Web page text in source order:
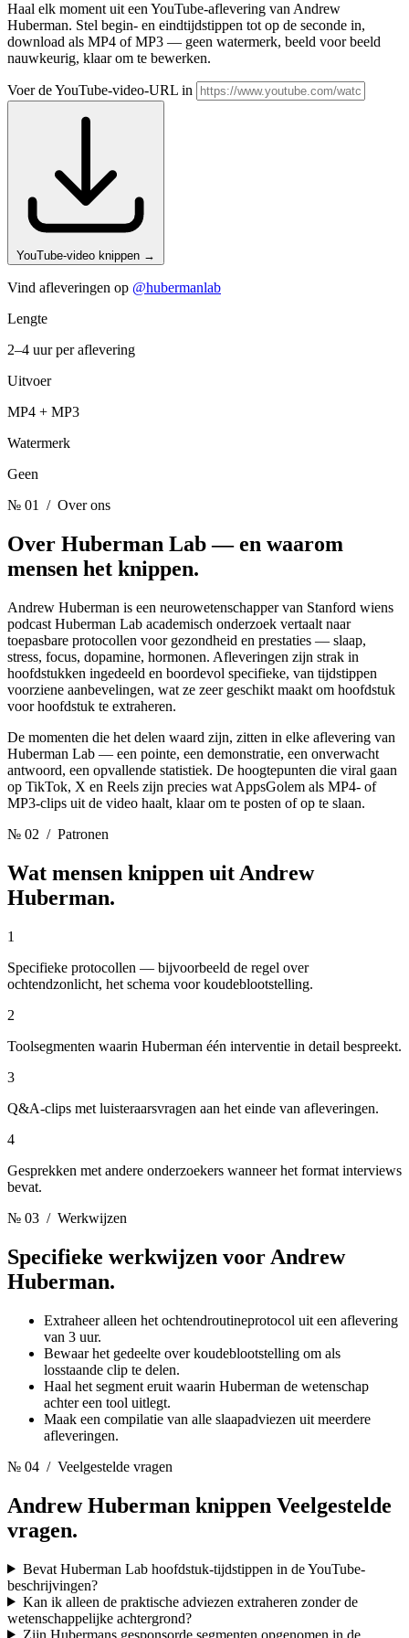
Haal elk moment uit een YouTube-aflevering van Andrew
Huberman. Stel begin- en eindtijdstippen tot op de seconde in,
download als MP4 of MP3 — geen watermerk, beeld voor beeld
nauwkeurig, klaar om te bewerken.
Voer de YouTube-video-URL in
YouTube-video knippen →
Vind afleveringen op @hubermanlab
Lengte
2–4 uur per aflevering
Uitvoer
MP4 + MP3
Watermerk
Geen
№ 01
/ Over ons
Over Huberman Lab —en waarom
mensen het knippen.
Andrew Huberman is een neurowetenschapper van Stanford wiens
podcast Huberman Lab academisch onderzoek vertaalt naar
toepasbare protocollen voor gezondheid en prestaties — slaap,
stress, focus, dopamine, hormonen. Afleveringen zijn strak in
hoofdstukken ingedeeld en boordevol specifieke, van tijdstippen
voorziene aanbevelingen, wat ze zeer geschikt maakt om hoofdstuk
voor hoofdstuk te extraheren.
De momenten die het delen waard zijn, zitten in elke aflevering van
Huberman Lab — een pointe, een demonstratie, een onverwacht
antwoord, een opvallende statistiek. De hoogtepunten die viral gaan
op TikTok, X en Reels zijn precies wat AppsGolem als MP4- of
MP3-clips uit de video haalt, klaar om te posten of op te slaan.
№ 02 / Patronen
Wat mensen knippen uit Andrew
Huberman.
1
Specifieke protocollen — bijvoorbeeld de regel over
ochtendzonlicht, het schema voor koudeblootstelling.
2
Toolsegmenten waarin Huberman één interventie in detail bespreekt.
3
Q&A-clips met luisteraarsvragen aan het einde van afleveringen.
4
Gesprekken met andere onderzoekers wanneer het format interviews
bevat.
№ 03 / Werkwijzen
Specifieke werkwijzen voor Andrew
Huberman.
Extraheer alleen het ochtendroutineprotocol uit een aflevering
van 3 uur.
Bewaar het gedeelte over koudeblootstelling om als
losstaande clip te delen.
Haal het segment eruit waarin Huberman de wetenschap
achter een tool uitlegt.
Maak een compilatie van alle slaapadviezen uit meerdere
afleveringen.
№ 04 / Veelgestelde vragen
Andrew Huberman knippen Veelgestelde
vragen.
Bevat Huberman Lab hoofdstuk-tijdstippen in de YouTube-
beschrijvingen?
Kan ik alleen de praktische adviezen extraheren zonder de
wetenschappelijke achtergrond?
Zijn Hubermans gesponsorde segmenten opgenomen in de